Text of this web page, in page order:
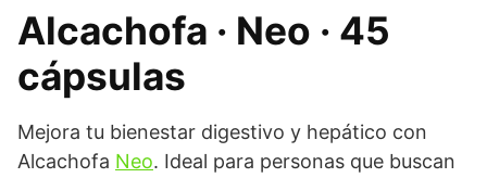
Alcachofa · Neo · 45
cápsulas
Mejora tu bienestar digestivo y hepático con
Alcachofa Neo. Ideal para personas que buscan